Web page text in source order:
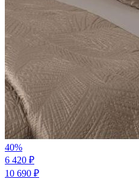
40%
6 420 ₽
10 690 ₽